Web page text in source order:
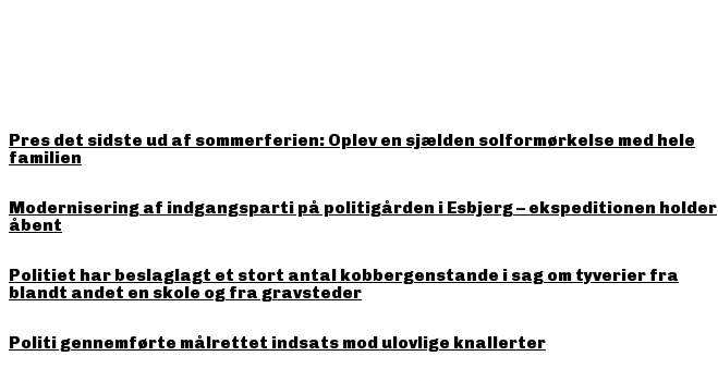
Pres det sidste ud af sommerferien: Oplev en sjælden solformørkelse med hele
familien
Modernisering af indgangsparti på politigården i Esbjerg – ekspeditionen holder
åbent
Politiet har beslaglagt et stort antal kobbergenstande i sag om tyverier fra
blandt andet en skole og fra gravsteder
Politi gennemførte målrettet indsats mod ulovlige knallerter